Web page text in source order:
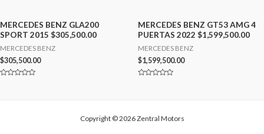
5
5
MERCEDES BENZ GLA200
SPORT 2015 $305,500.00
MERCEDES BENZ
$305,500.00
MERCEDES BENZ GT53 AMG 4
PUERTAS 2022 $1,599,500.00
MERCEDES BENZ
$1,599,500.00
Copyright © 2026 Zentral Motors